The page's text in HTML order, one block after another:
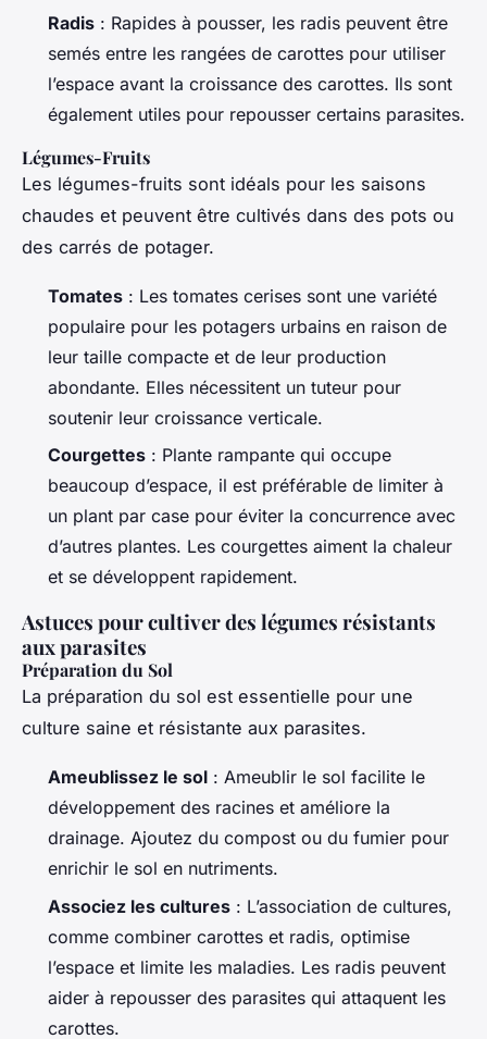
Radis : Rapides à pousser, les radis peuvent être
semés entre les rangées de carottes pour utiliser
l’espace avant la croissance des carottes. Ils sont
également utiles pour repousser certains parasites.
Légumes-Fruits
Les légumes-fruits sont idéals pour les saisons
chaudes et peuvent être cultivés dans des pots ou
des carrés de potager.
Tomates : Les tomates cerises sont une variété
populaire pour les potagers urbains en raison de
leur taille compacte et de leur production
abondante. Elles nécessitent un tuteur pour
soutenir leur croissance verticale.
Courgettes : Plante rampante qui occupe
beaucoup d’espace, il est préférable de limiter à
un plant par case pour éviter la concurrence avec
d’autres plantes. Les courgettes aiment la chaleur
et se développent rapidement.
Astuces pour cultiver des légumes résistants
aux parasites
Préparation du Sol
La préparation du sol est essentielle pour une
culture saine et résistante aux parasites.
Ameublissez le sol : Ameublir le sol facilite le
développement des racines et améliore la
drainage. Ajoutez du compost ou du fumier pour
enrichir le sol en nutriments.
Associez les cultures : L’association de cultures,
comme combiner carottes et radis, optimise
l’espace et limite les maladies. Les radis peuvent
aider à repousser des parasites qui attaquent les
carottes.